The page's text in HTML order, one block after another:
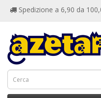
Spedizione a 6,90 da